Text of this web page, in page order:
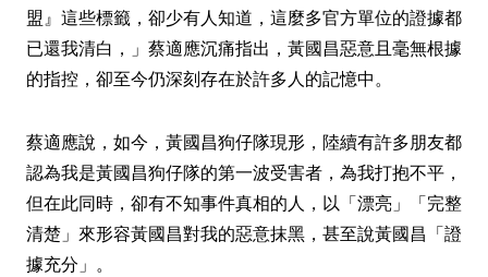
盟』這些標籤，卻少有人知道，這麼多官方單位的證據都
已還我清白，」蔡適應沉痛指出，黃國昌惡意且毫無根據
的指控，卻至今仍深刻存在於許多人的記憶中。
蔡適應說，如今，黃國昌狗仔隊現形，陸續有許多朋友都
認為我是黃國昌狗仔隊的第一波受害者，為我打抱不平，
但在此同時，卻有不知事件真相的人，以「漂亮」「完整
清楚」來形容黃國昌對我的惡意抹黑，甚至說黃國昌「證
據充分」。